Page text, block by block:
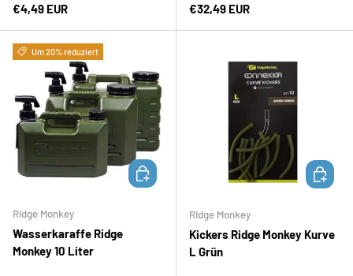
Normaler Preis
€4,49 EUR Normaler Preis
€32,49 EUR
Um 20% reduziert
Ridge Monkey
Wasserkaraffe Ridge
Monkey 10 Liter
IN DEN WARENKORB
Ridge Monkey
Kickers Ridge Monkey Kurve
L Grün
IN DEN